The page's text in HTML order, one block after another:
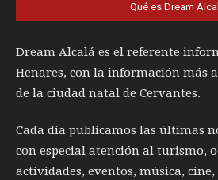
Qué es Dream
Dream Alcalá es el referente
Henares, con la información más
de la ciudad natal de Cervantes.
Cada día publicamos las últimas
con especial atención al turismo,
actividades, eventos, música,